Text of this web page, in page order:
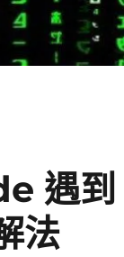
遇
法